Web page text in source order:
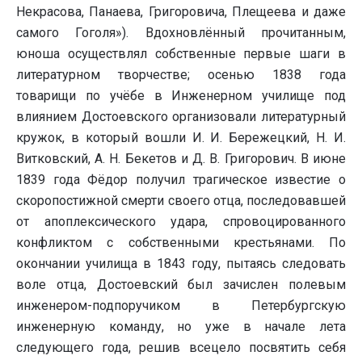
Некрасова, Панаева, Григоровича, Плещеева и даже
самого Гоголя»). Вдохновлённый прочитанным,
юноша осуществлял собственные первые шаги в
литературном творчестве; осенью 1838 года
товарищи по учёбе в Инженерном училище под
влиянием Достоевского организовали литературный
кружок, в который вошли И. И. Бережецкий, Н. И.
Витковский, А. Н. Бекетов и Д. В. Григорович. В июне
1839 года Фёдор получил трагическое известие о
скоропостижной смерти своего отца, последовавшей
от апоплексического удара, спровоцированного
конфликтом с собственными крестьянами. По
окончании училища в 1843 году, пытаясь следовать
воле отца, Достоевский был зачислен полевым
инженером-подпоручиком в Петербургскую
инженерную команду, но уже в начале лета
следующего года, решив всецело посвятить себя